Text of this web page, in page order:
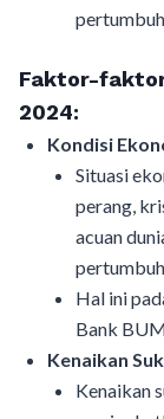
Faktor-faktor
2024:
Kondisi
Situasi
perang,
acuan
Hal ini
Bank
Kenaikan
Kenaikan